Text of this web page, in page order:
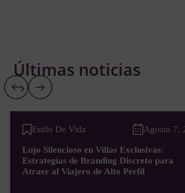
Últimas noticias
Ver todos
Estilo De Vida Agosto 7,
Lujo Silencioso en Villas Exclusivas:
Estrategias de Branding Discreto para
Atraer al Viajero de Alto Perfil